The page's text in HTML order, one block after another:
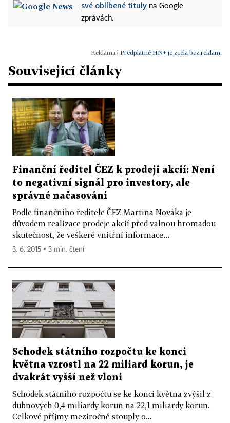
své oblíbené tituly na Google
zprávách.
Předplatné HN+ je zcela bez reklam.
Související články
Finanční ředitel ČEZ k prodeji akcií: Není
to negativní signál pro investory, ale
správné načasování
Podle finančního ředitele ČEZ Martina Nováka je
důvodem realizace prodeje akcií před valnou hromadou
skutečnost, že veškeré vnitřní informace...
3. 6. 2015 ▪ 3 min. čtení
Schodek státního rozpočtu ke konci
května vzrostl na 22 miliard korun, je
dvakrát vyšší než vloni
Schodek státního rozpočtu se ke konci května zvýšil z
dubnových 0,4 miliardy korun na 22,1 miliardy korun.
Celkové příjmy meziročně stouply o...